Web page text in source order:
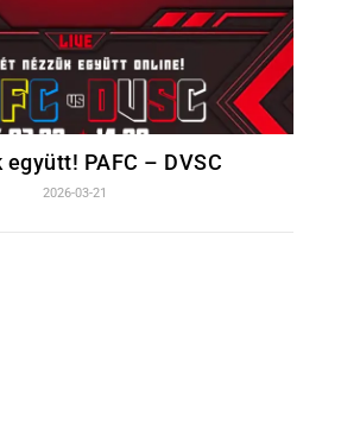
együtt! PAFC – DVSC
2026-03-21